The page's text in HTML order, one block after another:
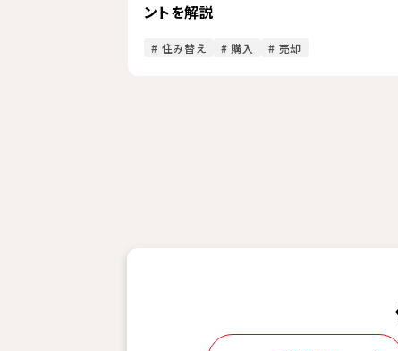
ントを解説
# 住み替え # 購入 # 売却